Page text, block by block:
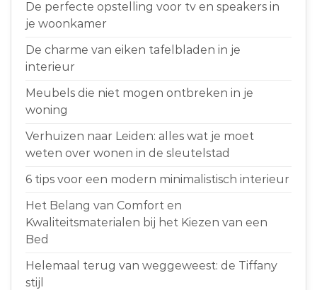
De perfecte opstelling voor tv en speakers in
je woonkamer
De charme van eiken tafelbladen in je
interieur
Meubels die niet mogen ontbreken in je
woning
Verhuizen naar Leiden: alles wat je moet
weten over wonen in de sleutelstad
6 tips voor een modern minimalistisch interieur
Het Belang van Comfort en
Kwaliteitsmaterialen bij het Kiezen van een
Bed
Helemaal terug van weggeweest: de Tiffany
stijl